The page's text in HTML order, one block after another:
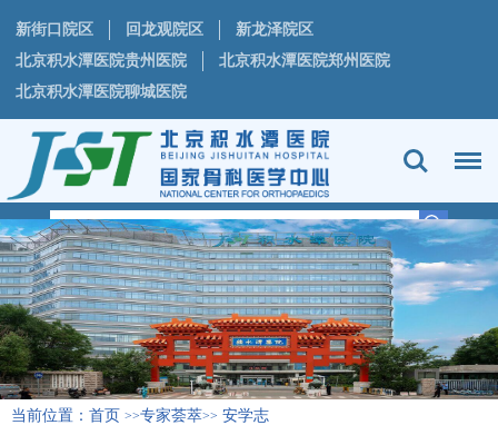
新街口院区 回龙观院区
新龙泽院区
北京积水潭医院贵州医院
北京积水潭医院郑州医院
北京积水潭医院聊城医院
当前位置： 首页 >>专家荟萃>> 安学志